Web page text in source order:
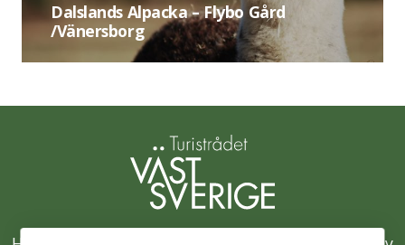
Dalslands Alpacka – Flybo Gård
/Vänersborg